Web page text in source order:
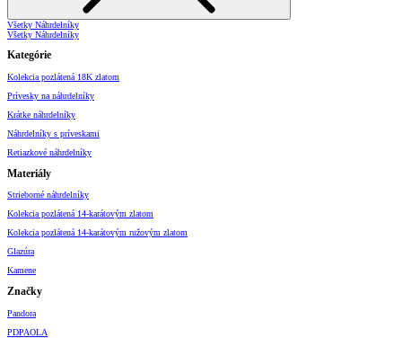
Všetky Náhrdelníky
Všetky Náhrdelníky
Kategórie
Kolekcia pozlátená 18K zlatom
Prívesky na náhrdelníky
Krátke náhrdelníky
Náhrdelníky s príveskami
Retiazkové náhrdelníky
Materiály
Strieborné náhrdelníky
Kolekcia pozlátená 14-karátovým zlatom
Kolekcia pozlátená 14-karátovým ružovým zlatom
Glazúra
Kamene
Značky
Pandora
PDPAOLA